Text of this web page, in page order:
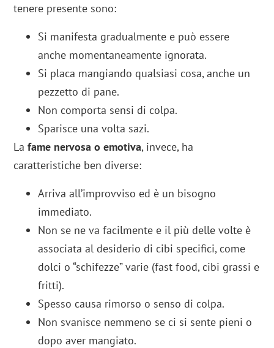
tenere presente sono:
Si manifesta gradualmente e può essere
anche momentaneamente ignorata.
Si placa mangiando qualsiasi cosa, anche un
pezzetto di pane.
Non comporta sensi di colpa.
Sparisce una volta sazi.
Lafame nervosa o emotiva, invece, ha
caratteristiche ben diverse:
Arriva all’improvviso ed è un bisogno
immediato.
Non se ne va facilmente e il più delle volte è
associata al desiderio di cibi specifici, come
dolci o “schifezze” varie (fast food, cibi grassi e
fritti).
Spesso causa rimorso o senso di colpa.
Non svanisce nemmeno se ci si sente pieni o
dopo aver mangiato.